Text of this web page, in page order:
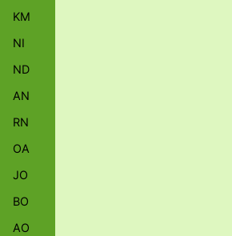
KM
NI
ND
AN
RN
OA
JO
BO
AO